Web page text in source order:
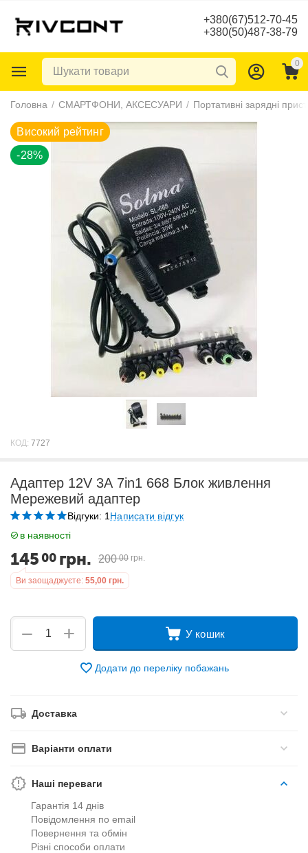
+380(67)512-70-45
+380(50)487-38-79
0
Головна / СМАРТФОНИ, АКСЕСУАРИ / Портативні зарядні
КОД: 7727
Адаптер 12V 3А 7in1 668 Блок живлення
Мережевий адаптер
Відгуки: 1 Написати відгук
в наявності
145 00 грн. 200 00 грн.
Ви заощаджуєте: 55,00 грн.
+
− У кошик
Додати до переліку побажань
Доставка
Варіанти оплати
Наші переваги
Гарантія 14 днів
Повідомлення по email
Повернення та обмін
Різні способи оплати